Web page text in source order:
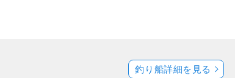
釣り船詳細を見る